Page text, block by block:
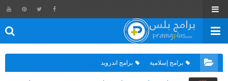
برامج إسلامية برامج اندرويد